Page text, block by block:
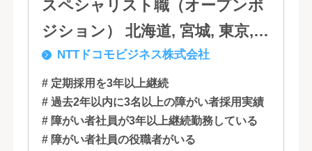
スペシャリスト職（オープンポ
ジション） 北海道, 宮城, 東京,
石川, 愛知, 大阪, 広島, 香川, 福岡
NTTドコモビジネス株式会社
# 定期採用を3年以上継続
# 過去2年以内に3名以上の障がい者採用実績
# 障がい者社員が3年以上継続勤務している
# 障がい者社員の役職者がいる